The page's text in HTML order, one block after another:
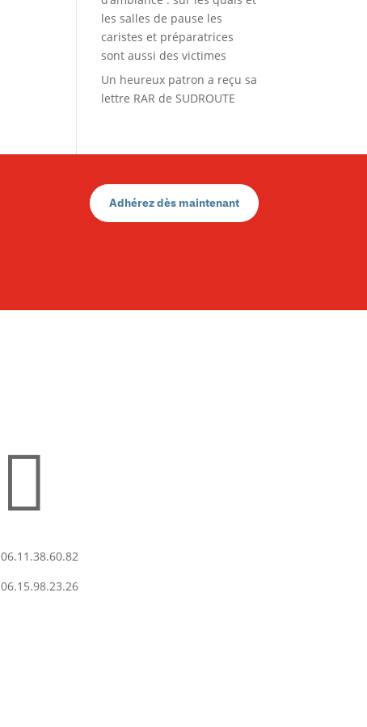
les salles de pause les
caristes et préparatrices
sont aussi des victimes
Un heureux patron a reçu sa
lettre RAR de SUDROUTE
Adhérez dès maintenant

06.11.38.60.82
06.15.98.23.26